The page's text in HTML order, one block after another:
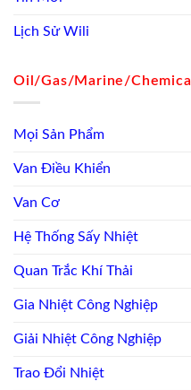
Lịch Sử Wili
Oil/Gas/Marine/Chemical
Mọi Sản Phẩm
Van Điều Khiển
Van Cơ
Hệ Thống Sấy Nhiệt
Quan Trắc Khí Thải
Gia Nhiệt Công Nghiệp
Giải Nhiệt Công Nghiệp
Trao Đổi Nhiệt